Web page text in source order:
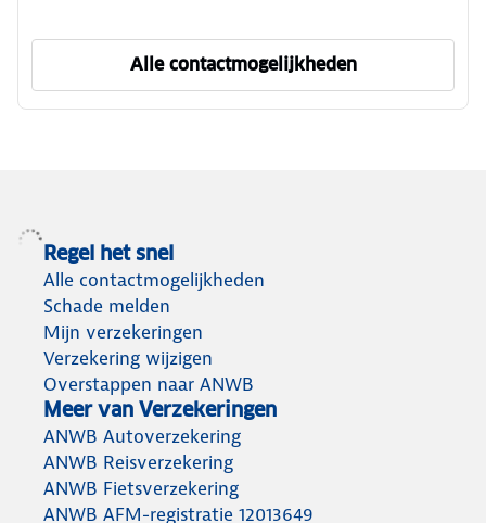
Alle contactmogelijkheden
om ANWB Verzekeren te
Regel het snel
Alle contactmogelijkheden
Schade melden
Mijn verzekeringen
Verzekering wijzigen
Overstappen naar ANWB
Meer van Verzekeringen
ANWB Autoverzekering
ANWB Reisverzekering
ANWB Fietsverzekering
ANWB AFM-registratie 12013649